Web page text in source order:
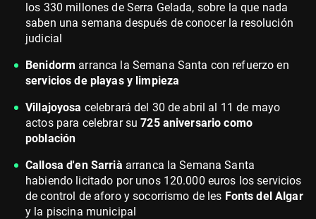
los 330 millones de Serra Gelada, sobre la que nada
saben una semana después de conocer la resolución
judicial
Benidorm arranca la Semana Santa con refuerzo en
servicios de playas y limpieza
Villajoyosa celebrará del 30 de abril al 11 de mayo
actos para celebrar su725 aniversario como
población
Callosa d'en Sarrià arranca la Semana Santa
habiendo licitado por unos 120.000 euros los servicios
de control de aforo y socorrismo de les Fonts del Algar
y la piscina municipal